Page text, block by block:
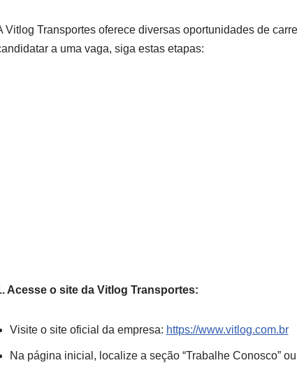
Vitlog Transportes oferece diversas oportunidades de
a uma vaga, siga estas etapas:
Acesse o site da Vitlog Transportes:
Visite o site oficial da empresa: https://www.vitlog.com.br
Na página inicial, localize a seção “Trabalhe Conosco” ou